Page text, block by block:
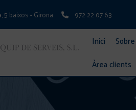
5 baixos - Girona 972 22 07 63
Inici
Àrea clients